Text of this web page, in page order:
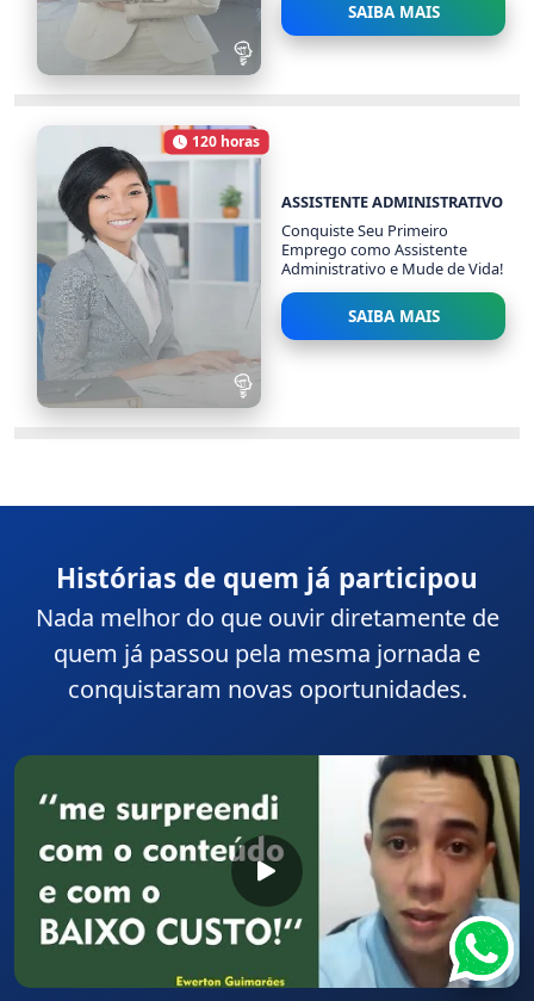
LIDERANÇA E GESTÃO DE
PESSOAS
832 alunos
SAIBA MAIS
ASSISTENTE
120 horas
Carga Horária
ASSISTENTE ADMINISTRATIVO
Conquiste Seu Primeiro
Emprego como Assistente
Administrativo e Mude de Vida!
SAIBA MAIS
Histórias de quem já participou
Nada melhor do que ouvir diretamente de
quem já passou pela mesma jornada e
conquistaram novas oportunidades.